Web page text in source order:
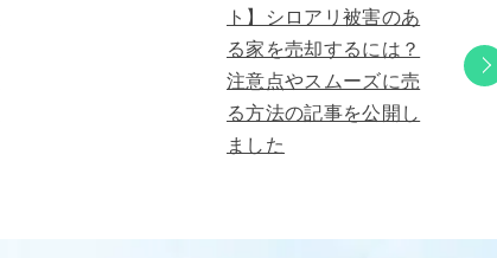
ト】シロアリ被害のあ
る家を売却するには？
注意点やスムーズに売
る方法の記事を公開し
ました